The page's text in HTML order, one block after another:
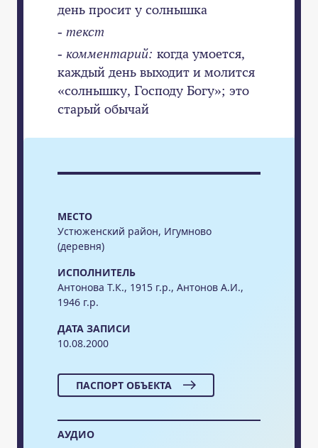
МЕСТО
Устюженский район, Игумново
(деревня)
ИСПОЛНИТЕЛЬ
Антонова Т.К., 1915 г.р., Антонов А.И.,
1946 г.р.
ДАТА ЗАПИСИ
10.08.2000
ПАСПОРТ ОБЪЕКТА
АУДИО
день просит у солнышка
- текст
- комментарий: когда умоется,
каждый день выходит и молится
«солнышку, Господу Богу»; это
старый обычай